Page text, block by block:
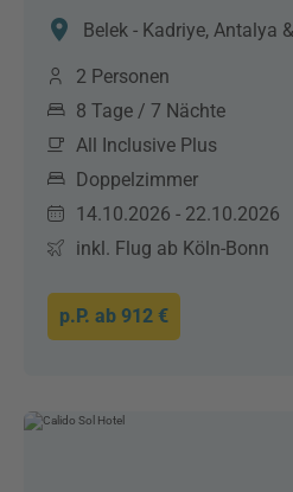
Belek - Kadriye, Antalya
2 Personen
8 Tage / 7 Nächte
All Inclusive Plus
Doppelzimmer
14.10.2026 - 22.10.2026
inkl. Flug ab Köln-Bonn
p.P. ab 912 €